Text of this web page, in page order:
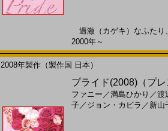
過激（カゲキ）なふた
2000年～
2008年製作（製作国 日本）
プライド(2008)（プ
ファニー ／満島ひかり ／渡
子／ ジョン・カビラ ／ 新山